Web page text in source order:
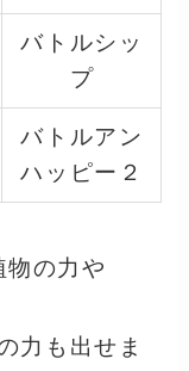
バトルシッ
プ
バトルアン
ハッピー２
の力や
力も出せま